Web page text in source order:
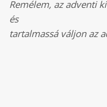
Remélem, az adventi
és
tartalmassá váljon az